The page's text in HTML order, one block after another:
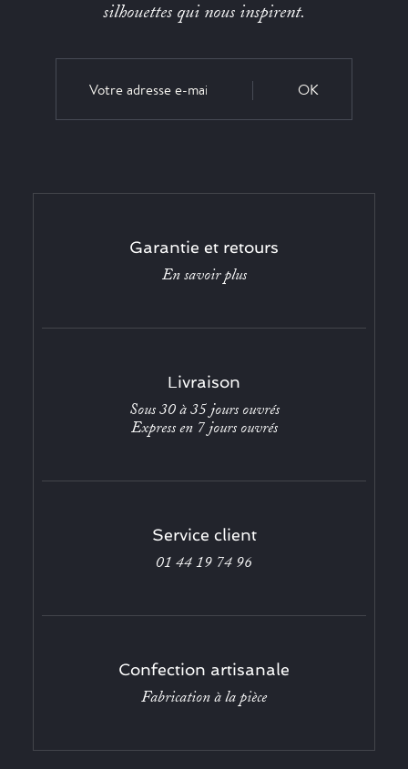
silhouettes qui nous inspirent.
OK
Garantie et retours
En savoir plus
Livraison
Sous 30 à 35 jours ouvrés
Express en 7 jours ouvrés
Service client
01 44 19 74 96
Confection artisanale
Fabrication à la pièce